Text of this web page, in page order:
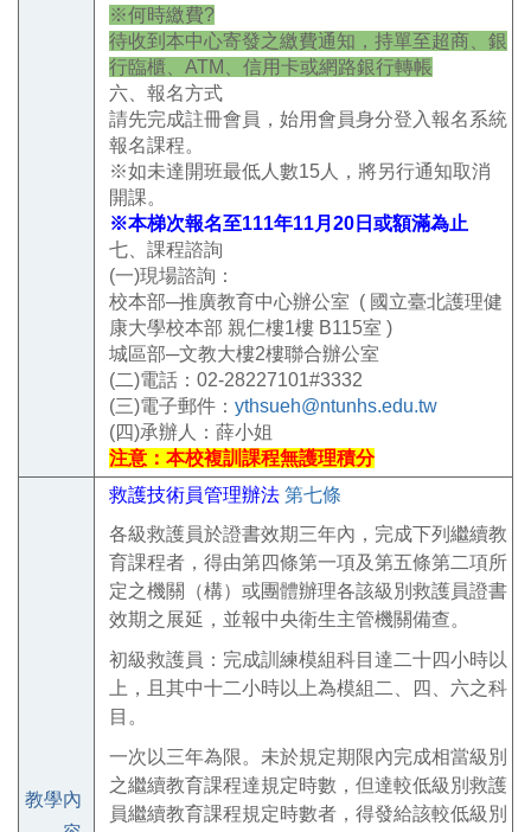
※何時繳費?
待收到本中心寄發之繳費通知，持單至超商、銀
行臨櫃、ATM、信用卡或網路銀行轉帳
六、報名方式
請先完成註冊會員，始用會員身分登入報名系統
報名課程。
※如未達開班最低人數15人，將另行通知取消
開課。
※本梯次報名至111年11月20日或額滿為止
七、課程諮詢
(一)現場諮詢：
校本部─推廣教育中心辦公室 ( 國立臺北護理健
康大學校本部 親仁樓1樓 B115室 )
城區部─文教大樓2樓聯合辦公室
(二)電話：02-28227101#3332
(三)電子郵件： ythsueh@ntunhs.edu.tw
(四)承辦人：薛小姐
注意：本校複訓課程無護理積分
教學內
救護技術員管理辦法 第七條
各級救護員於證書效期三年內，完成下列繼續教
育課程者，得由第四條第一項及第五條第二項所
定之機關（構）或團體辦理各該級別救護員證書
效期之展延，並報中央衛生主管機關備查。
初級救護員：完成訓練模組科目達二十四小時以
上，且其中十二小時以上為模組二、四、六之科
目。
一次以三年為限。未於規定期限內完成相當級別
之繼續教育課程達規定時數，但達較低級別救護
員繼續教育課程規定時數者，得發給該較低級別